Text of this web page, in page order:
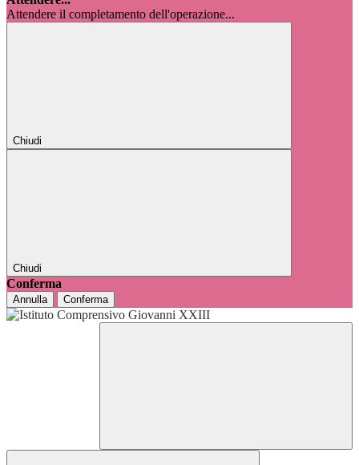
Attendere il completamento dell'operazione...
Chiudi
Chiudi
Conferma
Annulla Conferma